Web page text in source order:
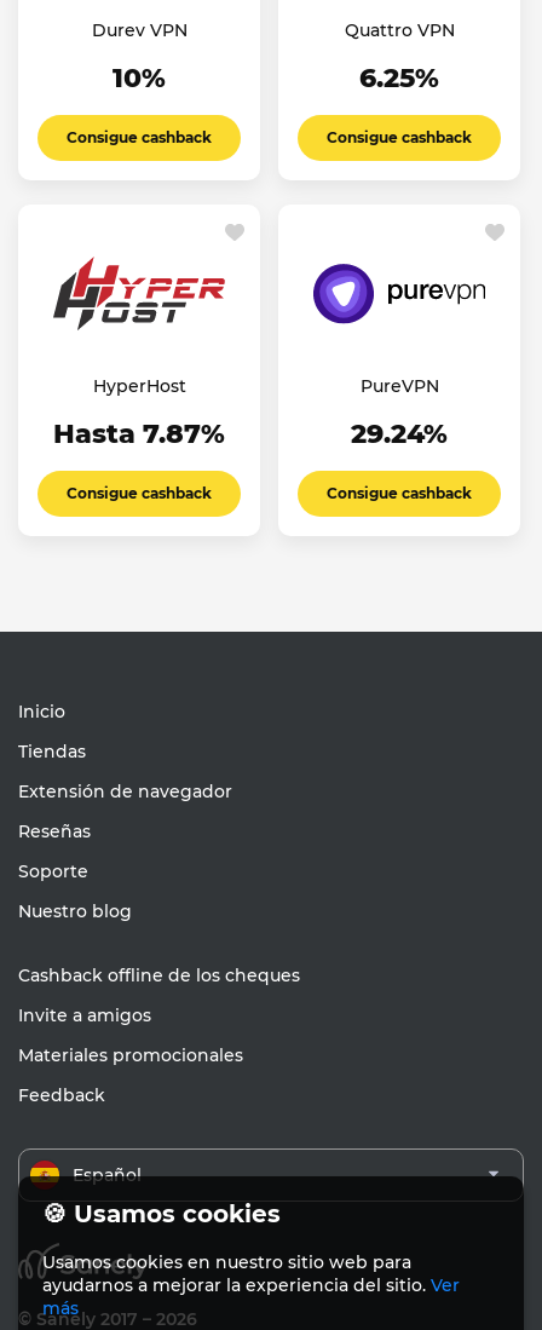
Durev VPN
10%
Consigue cashback
Quattro VPN
6.25%
Consigue cashback
HyperHost
Hasta 7.87%
Consigue cashback
PureVPN
29.24%
Consigue cashback
Inicio
Tiendas
Extensión de navegador
Reseñas
Soporte
Nuestro blog
Cashback offline de los cheques
Invite a amigos
Materiales promocionales
Feedback
Español
© Sanely 2017 – 2026
🍪 Usamos cookies
Usamos cookies en nuestro sitio web para
ayudarnos a mejorar la experiencia del sitio. Ver
más